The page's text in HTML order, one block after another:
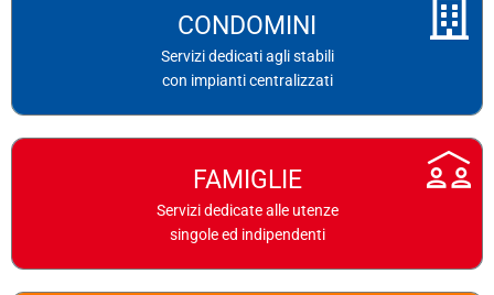
CONDOMINI
Servizi dedicati agli stabili
con impianti centralizzati
Approfondisci
FAMIGLIE
Servizi dedicate alle utenze
singole ed indipendenti
Approfondisci